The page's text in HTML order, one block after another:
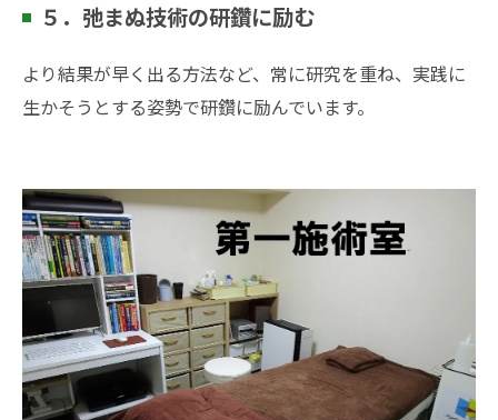
５．弛まぬ技術の研鑽に励む
より結果が早く出る方法など、常に研究を重ね、実践に
生かそうとする姿勢で研鑽に励んでいます。